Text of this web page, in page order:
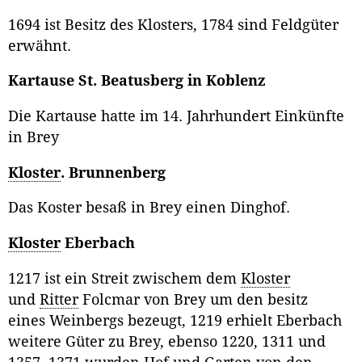
1694 ist Besitz des Klosters, 1784 sind Feldgüter
erwähnt.
Kartause St. Beatusberg in Koblenz
Die Kartause hatte im 14. Jahrhundert Einkünfte
in Brey
Kloster. Brunnenberg
Das Koster besaß in Brey einen Dinghof.
Kloster Eberbach
1217 ist ein Streit zwischem dem Kloster
und RitterFolcmar von Brey um den besitz
eines Weinbergs bezeugt, 1219 erhielt Eberbach
weitere Güter zu Brey, ebenso 1220, 1311 und